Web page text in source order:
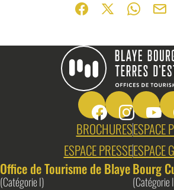
Partager sur
Partager sur
Partager
Blaye Bourg Terres d&#039;Estuaire
Suivez-nous sur
Suivez-nous
Suivez-
BROCHURESESPACE
ESPACE PRESSEESPACE
Office de Tourisme de Blaye
(Catégorie I)
Bourg
(Catégorie